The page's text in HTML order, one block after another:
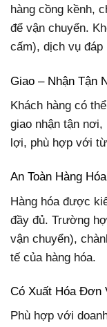
hàng cồng kềnh,
để vận chuyển.
cấm), dịch vụ
Giao – Nhận Tận
Khách hàng có
giao nhận tận nơi,
lợi, phù hợp với
An Toàn Hàng
Hàng hóa được
đầy đủ. Trường
vận chuyển),
tế của hàng hóa.
Có Xuất Hóa Đơn
Phù hợp với